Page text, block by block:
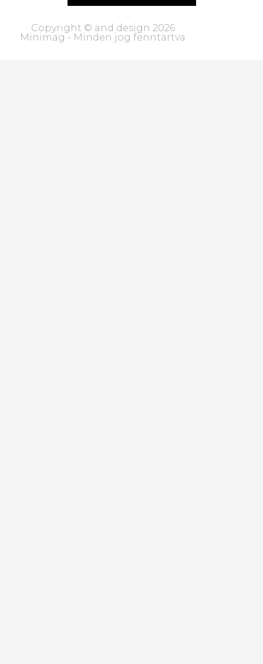
Copyright © and design 2026
Minimag - Minden jog fenntartva